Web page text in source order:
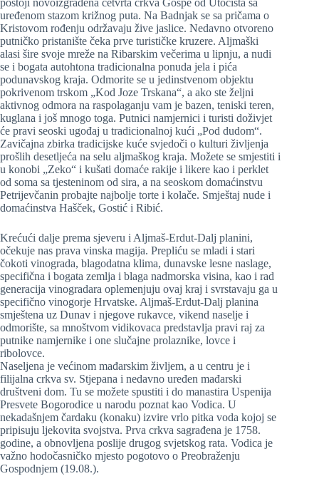
uređenom stazom križnog puta. Na Badnjak se sa pričama o
Kristovom rođenju održavaju žive jaslice. Nedavno otvoreno
putničko pristanište čeka prve turističke kruzere. Aljmaški
alasi šire svoje mreže na Ribarskim večerima u lipnju, a nudi
se i bogata autohtona tradicionalna ponuda jela i pića
podunavskog kraja. Odmorite se u jedinstvenom objektu
pokrivenom trskom „Kod Joze Trskana“, a ako ste željni
aktivnog odmora na raspolaganju vam je bazen, teniski teren,
kuglana i još mnogo toga. Putnici namjernici i turisti doživjet
će pravi seoski ugođaj u tradicionalnoj kući „Pod dudom“.
Zavičajna zbirka tradicijske kuće svjedoči o kulturi življenja
prošlih desetljeća na selu aljmaškog kraja. Možete se smjestiti i
u konobi „Zeko“ i kušati domaće rakije i likere kao i perklet
od soma sa tjesteninom od sira, a na seoskom domaćinstvu
Petrijevčanin probajte najbolje torte i kolače. Smještaj nude i
domaćinstva Hašček, Gostić i Ribić.
Krećući dalje prema sjeveru i Aljmaš-Erdut-Dalj planini,
očekuje nas prava vinska magija. Prepliću se mladi i stari
čokoti vinograda, blagodatna klima, dunavske lesne naslage,
specifična i bogata zemlja i blaga nadmorska visina, kao i rad
generacija vinogradara oplemenjuju ovaj kraj i svrstavaju ga u
specifično vinogorje Hrvatske. Aljmaš-Erdut-Dalj planina
smještena uz Dunav i njegove rukavce, vikend naselje i
odmorište, sa mnoštvom vidikovaca predstavlja pravi raj za
putnike namjernike i one slučajne prolaznike, lovce i
ribolovce.
Naseljena je većinom mađarskim življem, a u centru je i
filijalna crkva sv. Stjepana i nedavno uređen mađarski
društveni dom. Tu se možete spustiti i do manastira Uspenija
Presvete Bogorodice u narodu poznat kao Vodica. U
nekadašnjem čardaku (konaku) izvire vrlo pitka voda kojoj se
pripisuju ljekovita svojstva. Prva crkva sagrađena je 1758.
godine, a obnovljena poslije drugog svjetskog rata. Vodica je
važno hodočasničko mjesto pogotovo o Preobraženju
Gospodnjem (19.08.).